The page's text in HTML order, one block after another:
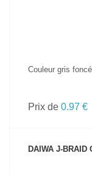
Couleur gris
Prix de 0.97 €
DAIWA J-BRAID